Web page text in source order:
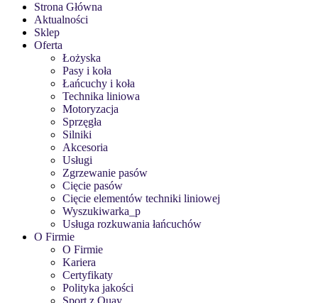
Strona Główna
Aktualności
Sklep
Oferta
Łożyska
Pasy i koła
Łańcuchy i koła
Technika liniowa
Motoryzacja
Sprzęgła
Silniki
Akcesoria
Usługi
Zgrzewanie pasów
Cięcie pasów
Cięcie elementów techniki liniowej
Wyszukiwarka_p
Usługa rozkuwania łańcuchów
O Firmie
O Firmie
Kariera
Certyfikaty
Polityka jakości
Sport z Quay